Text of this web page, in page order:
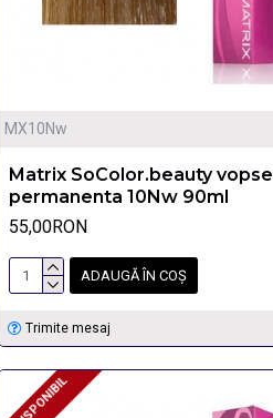
MX10Nw
Matrix SoColor.beauty
permanenta 10Nw 90ml
55,00RON
ADAUGĂ ÎN COŞ
Trimite mesaj